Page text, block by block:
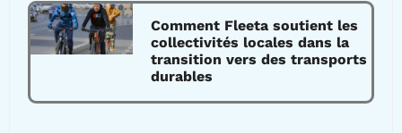
Comment Fleeta soutient les
collectivités locales dans la
transition vers des transports
durables